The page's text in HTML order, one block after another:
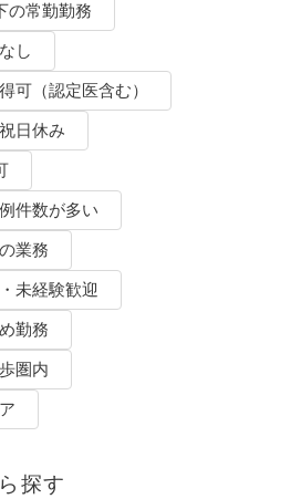
の常勤勤務
し
可（認定医含む）
日休み
件数が多い
業務
未経験歓迎
勤務
圏内
探す